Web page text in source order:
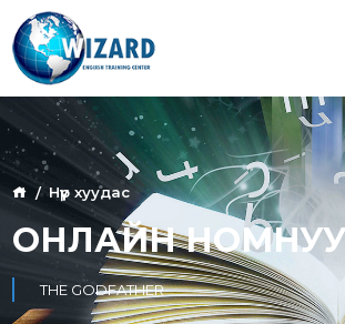
Нүүр хуудас
ОНЛАЙН
THE GODFATHER